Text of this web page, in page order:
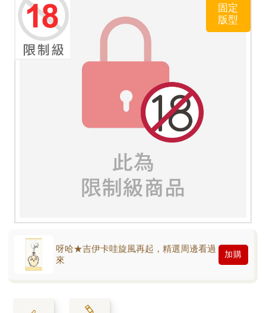
固定
版型
呀哈★吉伊卡哇旋風再起，精選周邊看過
來
加購